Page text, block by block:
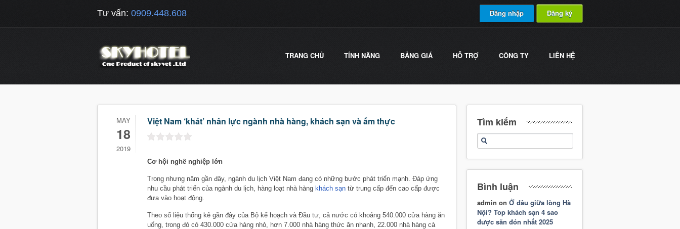
Tư vấn: 0909.448.608 Đăng nhập Đăng ký
TRANG CHỦ TÍNH NĂNG BẢNG GIÁ HỖ TRỢ CÔNG TY LIÊN HỆ
MAY
18
2019
Việt Nam ‘khát’ nhân lực ngành nhà hàng, khách sạn và ẩm thực
Cơ hội nghề nghiệp lớn
Trong nhưng năm gần đây, ngành du lịch Việt Nam đang có những bước phát triển mạnh. Đáp ứng
nhu cầu phát triển của ngành du lịch, hàng loạt nhà hàng khách sạn từ trung cấp đến cao cấp được
đưa vào hoạt động.
Theo số liệu thống kê gần đây của Bộ kế hoạch và Đầu tư, cả nước có khoảng 540.000 cửa hàng ăn
uống, trong đó có 430.000 cửa hàng nhỏ, hơn 7.000 nhà hàng thức ăn nhanh, 22.000 nhà hàng cà
Tìm kiếm
Bình luận
admin on Ở đâu giữa lòng Hà
Nội? Top khách sạn 4 sao
được săn đón nhất 2025